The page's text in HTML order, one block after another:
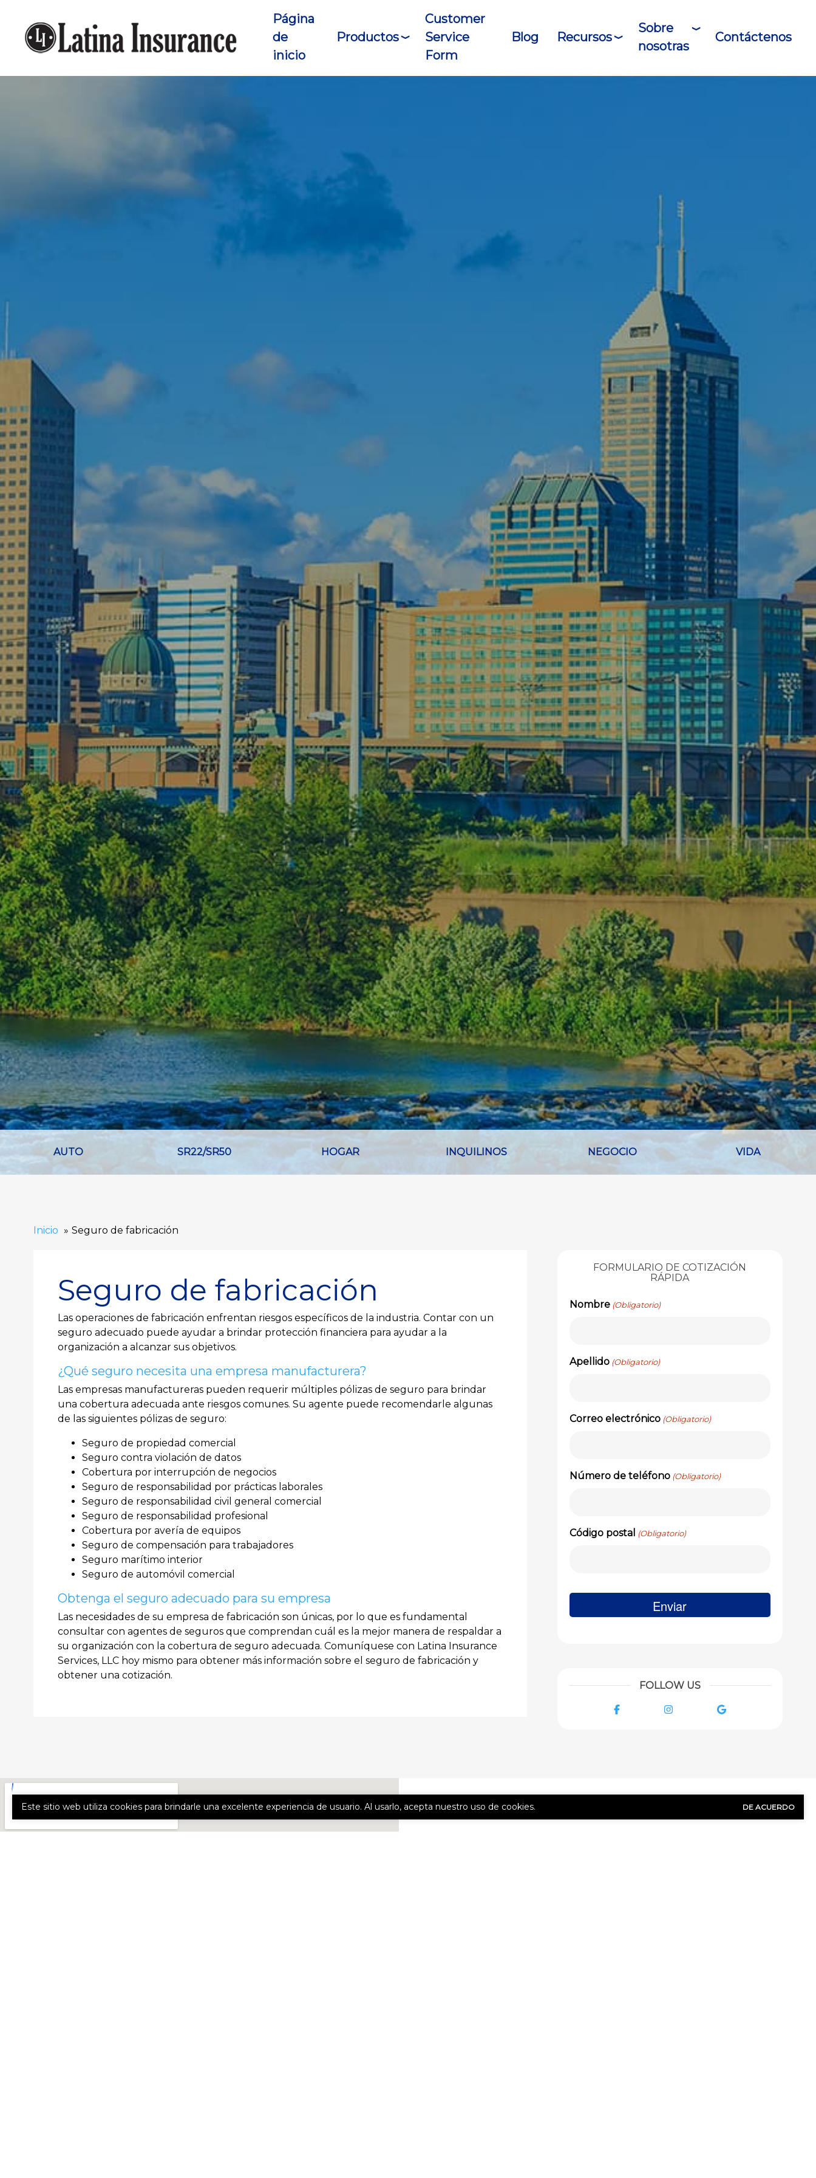
Página
de
inicio
Productos
Customer
Service
Form
Blog Recursos
Sobre
nosotras
Contáctenos
AUTO SR22/SR50 HOGAR INQUILINOS NEGOCIO VIDA
Inicio Seguro de fabricación
Seguro de fabricación
Las operaciones de fabricación enfrentan riesgos específicos de la industria. Contar con un
seguro adecuado puede ayudar a brindar protección financiera para ayudar a la
organización a alcanzar sus objetivos.
¿Qué seguro necesita una empresa manufacturera?
Las empresas manufactureras pueden requerir múltiples pólizas de seguro para brindar
una cobertura adecuada ante riesgos comunes. Su agente puede recomendarle algunas
de las siguientes pólizas de seguro:
Seguro de propiedad comercial
Seguro contra violación de datos
Cobertura por interrupción de negocios
Seguro de responsabilidad por prácticas laborales
Seguro de responsabilidad civil general comercial
Seguro de responsabilidad profesional
Cobertura por avería de equipos
Seguro de compensación para trabajadores
Seguro marítimo interior
Seguro de automóvil comercial
Obtenga el seguro adecuado para su empresa
Las necesidades de su empresa de fabricación son únicas, por lo que es fundamental
consultar con agentes de seguros que comprendan cuál es la mejor manera de respaldar a
su organización con la cobertura de seguro adecuada. Comuníquese con Latina Insurance
Services, LLC hoy mismo para obtener más información sobre el seguro de fabricación y
obtener una cotización.
FORMULARIO DE COTIZACIÓN
RÁPIDA
Nombre (Obligatorio)
Apellido (Obligatorio)
Correo electrónico (Obligatorio)
Número de teléfono (Obligatorio)
Código postal (Obligatorio)
FOLLOW US
Facebook Instagram Google
Este sitio web utiliza cookies para brindarle una excelente experiencia de usuario. Al usarlo, acepta nuestro uso de cookies. DE ACUERDO